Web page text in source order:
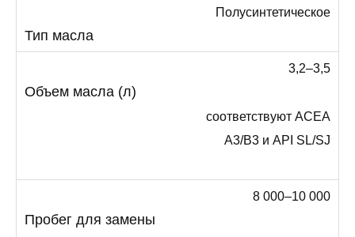
Полусинтетическое
3,2–3,5
соответствуют ACEA
A3/B3 и API SL/SJ
8 000–10 000